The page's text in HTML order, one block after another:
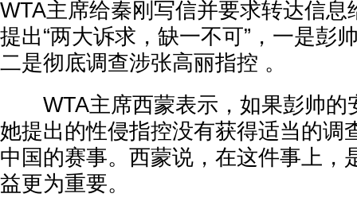
WTA主席给秦刚写信并要求转达信息
提出“两大诉求，缺一不可”，一是彭
二是彻底调查涉张高丽指控 。
WTA主席西蒙表示，如果彭帅的
她提出的性侵指控没有获得适当的调
中国的赛事。西蒙说，在这件事上，
益更为重要。